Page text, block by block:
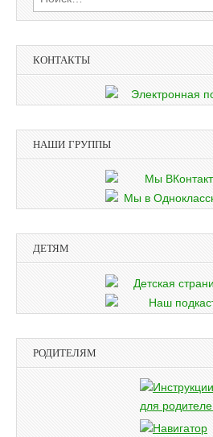
КОНТАКТЫ
НАШИ ГРУППЫ
ДЕТЯМ
РОДИТЕЛЯМ